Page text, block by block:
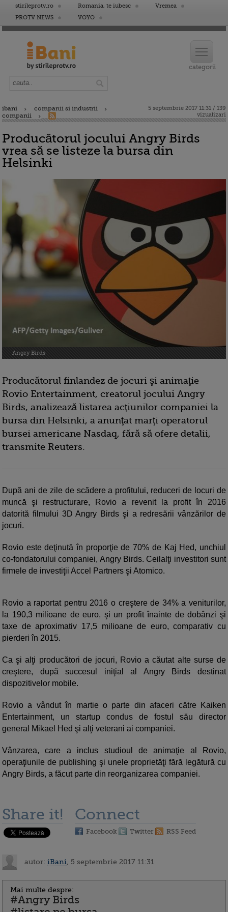
stirileprotv.ro Romania, te iubesc
Vremea
PROTV NEWS
VOYO
ibani
companii si industrii
companii
5 septembrie 2017 11:31 / 139
vizualizari
Producătorul jocului Angry Birds
vrea să se listeze la bursa din
Helsinki
Angry Birds
Producătorul finlandez de jocuri şi animaţie
Rovio Entertainment, creatorul jocului Angry
Birds, analizează listarea acţiunilor companiei la
bursa din Helsinki, a anunţat marţi operatorul
bursei americane Nasdaq, fără să ofere detalii,
transmite Reuters.
După ani de zile de scădere a profitului, reduceri de locuri de
muncă şi restructurare, Rovio a revenit la profit în 2016
datorită filmului 3D Angry Birds şi a redresării vânzărilor de
jocuri.
Rovio este deţinută în proporţie de 70% de Kaj Hed, unchiul
co-fondatorului companiei, Angry Birds. Ceilalţi investitori sunt
firmele de investiţii Accel Partners şi Atomico.
Rovio a raportat pentru 2016 o creştere de 34% a veniturilor,
la 190,3 milioane de euro, şi un profit înainte de dobânzi şi
taxe de aproximativ 17,5 milioane de euro, comparativ cu
pierderi în 2015.
Ca şi alţi producători de jocuri, Rovio a căutat alte surse de
creştere, după succesul iniţial al Angry Birds destinat
dispozitivelor mobile.
Rovio a vândut în martie o parte din afaceri către Kaiken
Entertainment, un startup condus de fostul său director
general Mikael Hed şi alţi veterani ai companiei.
Vânzarea, care a inclus studioul de animaţie al Rovio,
operaţiunile de publishing şi unele proprietăţi fără legătură cu
Angry Birds, a făcut parte din reorganizarea companiei.
Share it! Connect
Facebook Twitter RSS Feed
autor: iBani , 5 septembrie 2017 11:31
Mai multe despre:
#Angry Birds